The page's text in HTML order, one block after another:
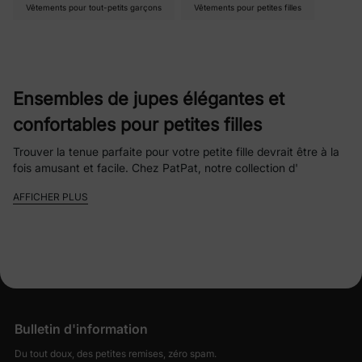
Vêtements pour tout-petits garçons Vêtements pour petites filles
Ensembles de jupes élégantes et
confortables pour petites filles
Trouver la tenue parfaite pour votre petite fille devrait être à la
fois amusant et facile. Chez PatPat, notre collection d'
confort et praticité, afin que votre petite fille soit adorable et se
Des modèles mignons et tendance– Des
ensembles de jupes rendent l'habillage facile et
parfait pour toutes les occasions.
AFFICHER PLUS
Bulletin d'information
Du tout doux, des petites remises, zéro spam.